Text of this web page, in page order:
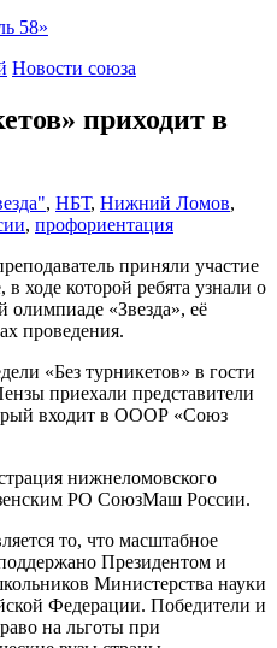
58»
Новости союза
приходит в
, НБТ, Нижний Ломов,
, профориентация
приняли участие
ходе которой ребята узнали о
«Звезда», её
проведения.
«Без турникетов» в гости
приехали представители
входит в ОООР «Союз
нижнеломовского
РО СоюзМаш России.
то, что масштабное
Президентом и
Министерства науки
Федерации. Победители и
на льготы при